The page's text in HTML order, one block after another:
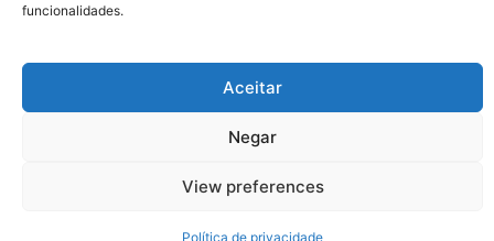
funcionalidades.
Aceitar
Negar
View preferences
Política de privacidade
© 2026 Zenauraf Receitas • Built with